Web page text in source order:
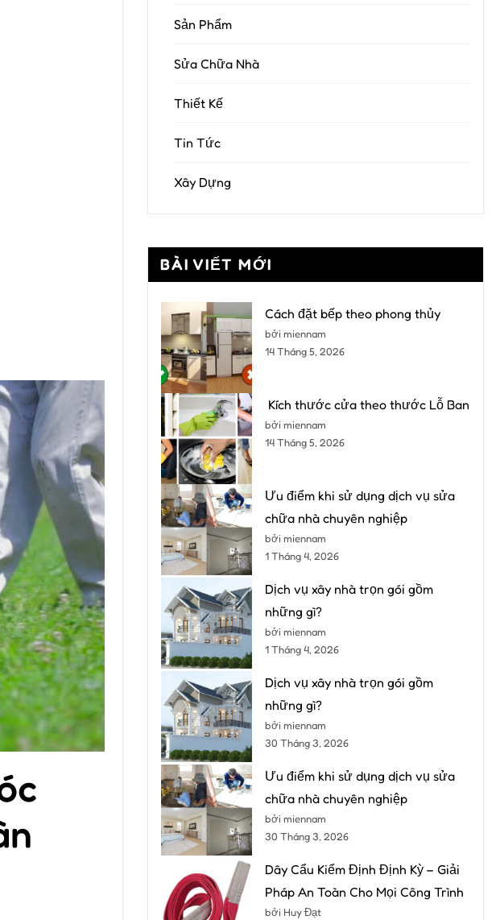
Sản Phẩm
Sửa Chữa Nhà
Thiết Kế
Tin Tức
Xây Dựng
BÀI VIẾT MỚI
Cách đặt bếp theo phong thủy
bởi miennam
14 Tháng 5, 2026
Kích thước cửa theo thước Lỗ Ban
bởi miennam
14 Tháng 5, 2026
Ưu điểm khi sử dụng dịch vụ sửa
chữa nhà chuyên nghiệp
bởi miennam
1 Tháng 4, 2026
Dịch vụ xây nhà trọn gói gồm
những gì?
bởi miennam
1 Tháng 4, 2026
Dịch vụ xây nhà trọn gói gồm
những gì?
bởi miennam
30 Tháng 3, 2026
Ưu điểm khi sử dụng dịch vụ sửa
chữa nhà chuyên nghiệp
bởi miennam
30 Tháng 3, 2026
Dây Cẩu Kiểm Định Định Kỳ – Giải
Pháp An Toàn Cho Mọi Công Trình
bởi Huy Đạt